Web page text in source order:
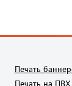
Печать
Печать на ПВХ